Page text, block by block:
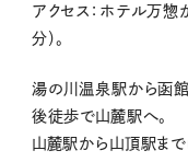
アクセス： ホテル万惣
分）。
湯の川温泉駅から函
後徒歩で山麓駅へ。
山麓駅から山頂駅まで